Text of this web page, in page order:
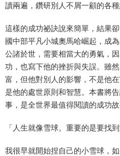
讀兩遍，鑽研別人不屑一顧的各種
這樣的成功祕訣說來簡單，結果
國中部平凡小城奧馬哈崛起，成
公諸於世，需要相當大的勇氣，
功，也寫下他的挫折與失誤。雖
富，但他對別人的影響，不是他
是他的處世原則和智慧。本書將
事，是全世界最值得閱讀的成功故
「人生就像雪球。重要的是要找
我很早就開始捏自己的小雪球，